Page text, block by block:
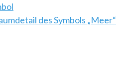
des Symbols „Meer“